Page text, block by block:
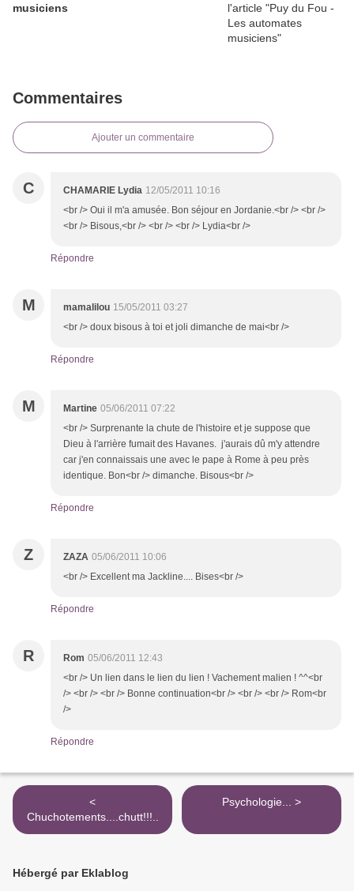
musiciens
Commentaires
Ajouter un commentaire
C CHAMARIE Lydia 12/05/2011 10:16
<br /> Oui il m'a amusée. Bon séjour en Jordanie.<br /> <br />
<br /> Bisous,<br /> <br /> <br /> Lydia<br />
Répondre
M mamalilou 15/05/2011 03:27
<br /> doux bisous à toi et joli dimanche de mai<br />
Répondre
M Martine 05/06/2011 07:22
<br /> Surprenante la chute de l'histoire et je suppose que
Dieu à l'arrière fumait des Havanes. j'aurais dû m'y attendre
car j'en connaissais une avec le pape à Rome à peu près
identique. Bon<br /> dimanche. Bisous<br />
Répondre
Z ZAZA 05/06/2011 10:06
<br /> Excellent ma Jackline.... Bises<br />
Répondre
R Rom 05/06/2011 12:43
<br /> Un lien dans le lien du lien ! Vachement malien ! ^^<br
/> <br /> <br /> Bonne continuation<br /> <br /> <br /> Rom<br
/>
Répondre
<
Chuchotements....chutt!!!..
Psychologie... >
Hébergé par Eklablog